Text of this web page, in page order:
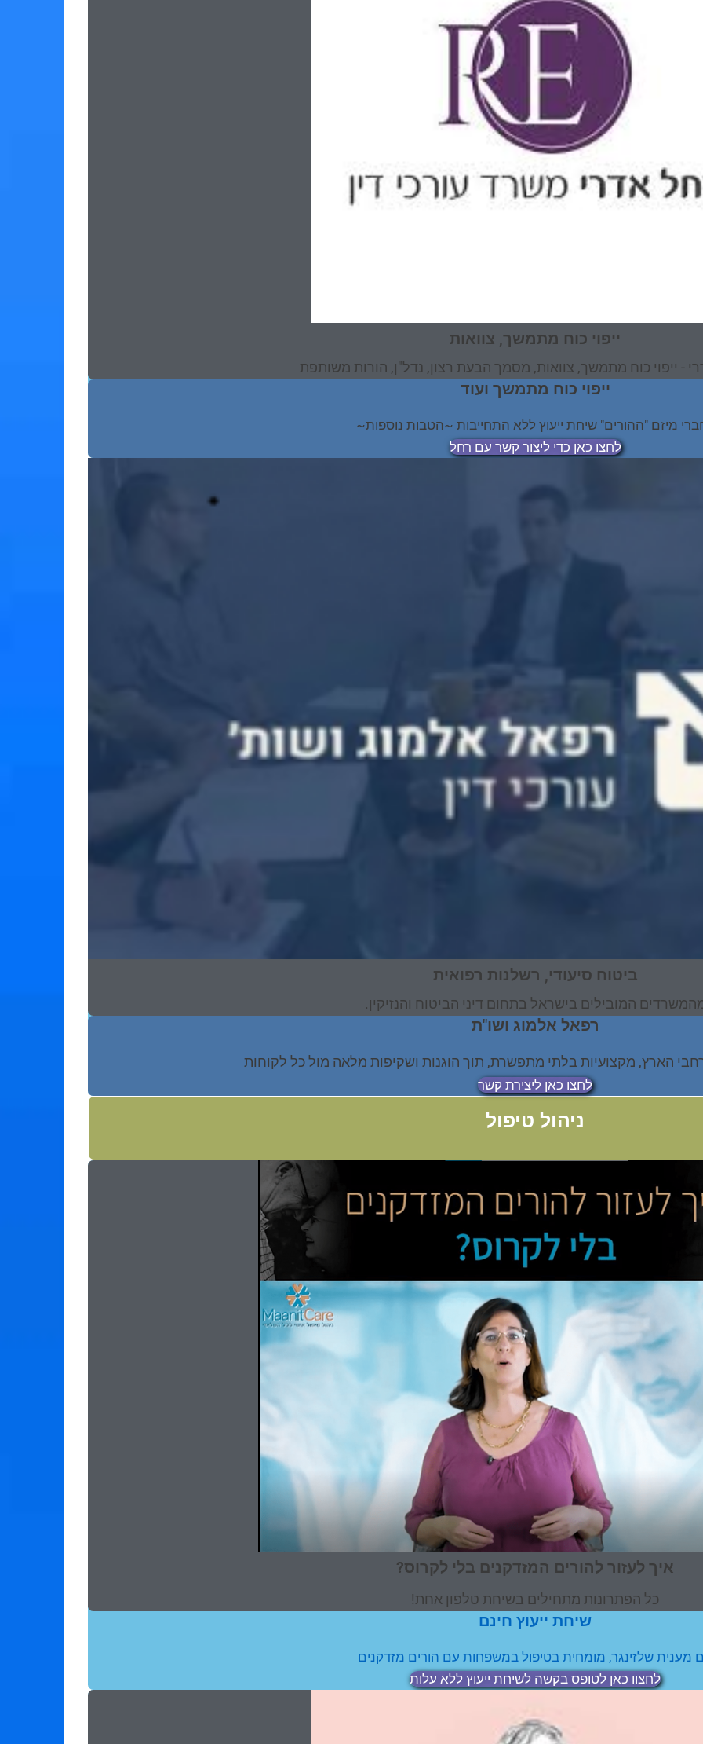
ייפוי כוח מתמשך, צוואות
- ייפוי כוח מתמשך, צוואות, מסמך הבעת רצון, נדל"ן, הורות משותפת
ייפוי כוח מתמשך ועוד
מיזם "ההורים" שיחת ייעוץ ללא התחייבות ~הטבות נוספות~
לחצו כאן כדי ליצור קשר עם רחל
ביטוח סיעודי, רשלנות רפואית
המובילים בישראל בתחום דיני הביטוח והנזיקין.
רפאל אלמוג ושו"ת
הארץ, מקצועיות בלתי מתפשרת, תוך הוגנות ושקיפות מלאה מול כל לקוחות
לחצו כאן ליצירת קשר
ניהול טיפול
איך לעזור להורים המזדקנים בלי לקרוס?
כל הפתרונות מתחילים בשיחת טלפון אחת!
שיחת ייעוץ חינם
מענית שלזינגר, מומחית בטיפול במשפחות עם הורים מזדקנים
לחצוו כאן לטופס בקשה לשיחת ייעוץ ללא עלות